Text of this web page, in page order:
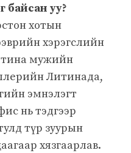
байсан уу?
хотын
хэрэгслийн
мужийн
Литинада,
эмнэлэгт
нь тэдгээр
түр зуурын
хязгаарлав.